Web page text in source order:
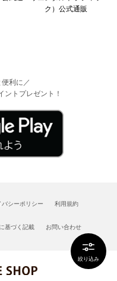
絞り込み
利に／
ントプレゼント！
バシーポリシー 利用規約
基づく記載 お問い合わせ